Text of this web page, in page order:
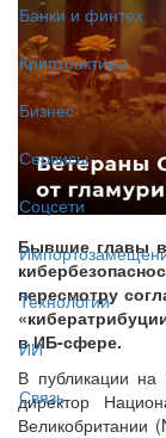
Банки и финтех
Криптоактивы
Бизнес
Сервисы
Соцсети
Технологии
ИИ
Связь
Бывшие главы
пересмотру
в ИБ-сфере.
В публикации
директор
Великобритании